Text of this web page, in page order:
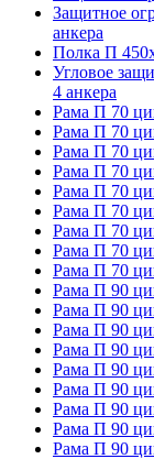
Защитное
анкера
Полка П
Угловое
4 анкера
Рама П 70
Рама П 70
Рама П 70
Рама П 70
Рама П 70
Рама П 70
Рама П 70
Рама П 70
Рама П 70
Рама П 90
Рама П 90
Рама П 90
Рама П 90
Рама П 90
Рама П 90
Рама П 90
Рама П 90
Рама П 90